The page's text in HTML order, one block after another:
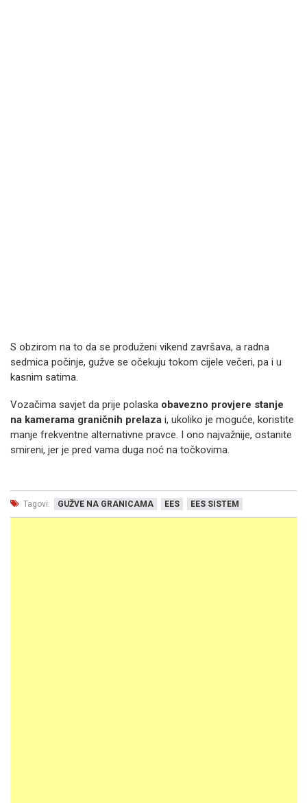
S obzirom na to da se produženi vikend završava, a radna
sedmica počinje, gužve se očekuju tokom cijele večeri, pa i u
kasnim satima.
Vozačima savjet da prije polaska obavezno provjere stanje
na kamerama graničnih prelaza i, ukoliko je moguće, koristite
manje frekventne alternativne pravce. I ono najvažnije, ostanite
smireni, jer je pred vama duga noć na točkovima.
Tagovi: GUŽVE NA GRANICAMA EES EES SISTEM